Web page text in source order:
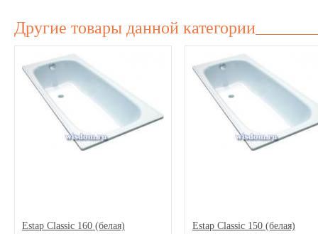
Другие товары данной категории
Estap Classic 160 (белая) Estap Classic 150 (белая)